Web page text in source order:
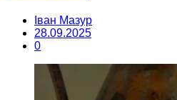
Іван Мазур
28.09.2025
0